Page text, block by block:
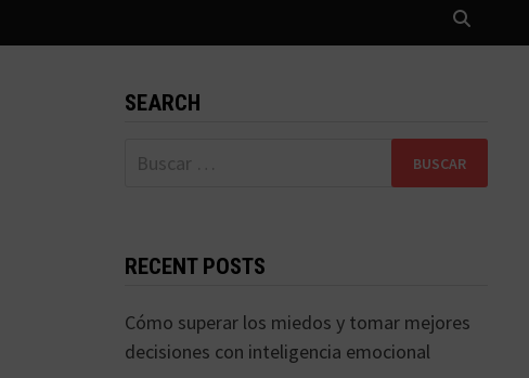
SEARCH
Buscar:
RECENT POSTS
Cómo superar los miedos y tomar mejores
decisiones con inteligencia emocional